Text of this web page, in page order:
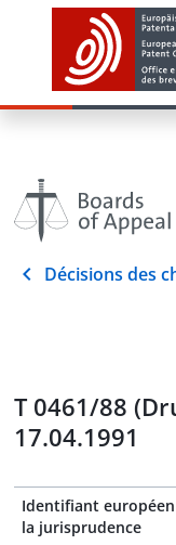
Décisions des
T 0461/88
17.04.1991
Identifiant
la jurisprudence